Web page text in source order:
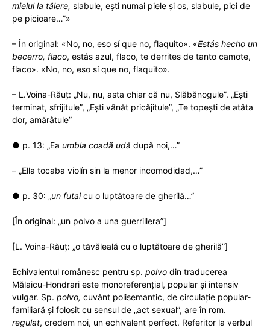
mielul la tăiere, slabule, ești numai piele și os, slabule, pici de
pe picioare…”»
– În original: «No, no, eso sí que no, flaquito». «Estás hecho un
becerro, flaco, estás azul, flaco, te derrites de tanto camote,
flaco». «No, no, eso sí que no, flaquito».
– L.Voina-Răuț: „Nu, nu, asta chiar că nu, Slăbănogule”. „Eşti
terminat, sfrijitule”, „Eşti vânăt pricăjitule”, „Te topeşti de atâta
dor, amărâtule”
● p. 13: „Ea umbla coadă udă după noi,…”
– „Ella tocaba violín sin la menor incomodidad,…”
● p. 30: „un futaicu o luptătoare de gherilă…”
[În original: „un polvo a una guerrillera”]
[L. Voina-Răuț: „o tăvăleală cu o luptătoare de gherilă”]
Echivalentul românesc pentru sp. polvo din traducerea
Mălaicu-Hondrari este monoreferențial, popular și intensiv
vulgar. Sp. polvo, cuvânt polisemantic, de circulație popular-
familiară și folosit cu sensul de „act sexual”, are în rom.
regulat, credem noi, un echivalent perfect. Referitor la verbul